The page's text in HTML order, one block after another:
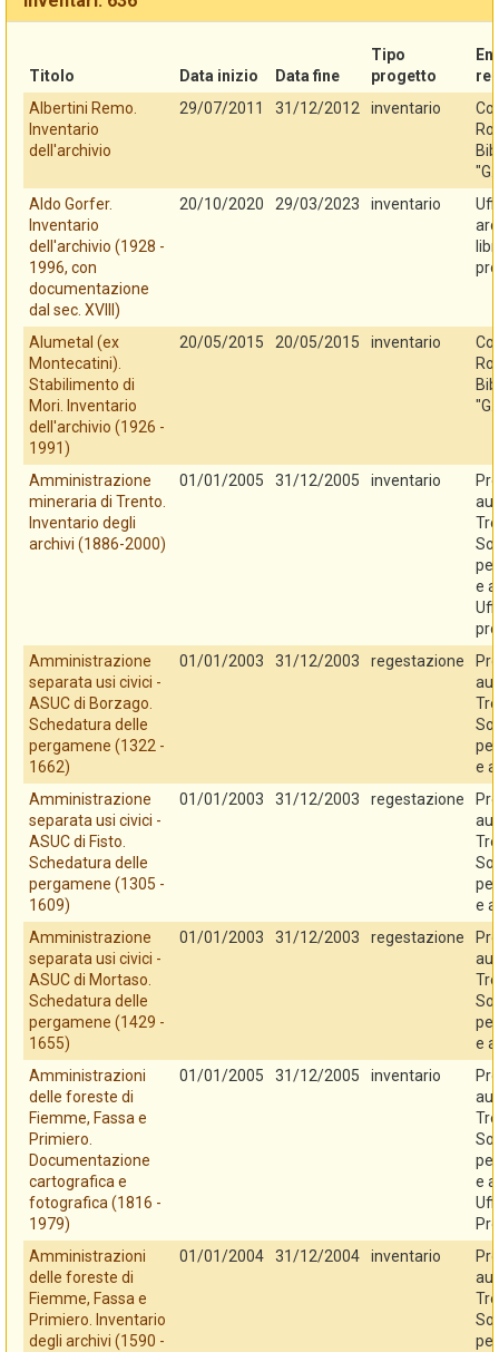
Titolo Data inizio Data fine
Tipo
progetto
Albertini Remo.
Inventario
dell'archivio
29/07/2011 31/12/2012 inventario
Aldo Gorfer.
Inventario
dell'archivio (1928 -
1996, con
documentazione
dal sec. XVIII)
20/10/2020 29/03/2023 inventario
Alumetal (ex
Montecatini).
Stabilimento di
Mori. Inventario
dell'archivio (1926 -
1991)
20/05/2015 20/05/2015 inventario
Amministrazione
mineraria di Trento.
Inventario degli
archivi (1886-2000)
01/01/2005 31/12/2005 inventario
e
Amministrazione
separata usi civici -
ASUC di Borzago.
Schedatura delle
pergamene (1322 -
1662)
01/01/2003 31/12/2003 regestazione
e
Amministrazione
separata usi civici -
ASUC di Fisto.
Schedatura delle
pergamene (1305 -
1609)
01/01/2003 31/12/2003 regestazione
e
Amministrazione
separata usi civici -
ASUC di Mortaso.
Schedatura delle
pergamene (1429 -
1655)
01/01/2003 31/12/2003 regestazione
e
Amministrazioni
delle foreste di
Fiemme, Fassa e
Primiero.
Documentazione
cartografica e
fotografica (1816 -
1979)
01/01/2005 31/12/2005 inventario
e
Amministrazioni
delle foreste di
Fiemme, Fassa e
Primiero. Inventario
degli archivi (1590 -
01/01/2004 31/12/2004 inventario